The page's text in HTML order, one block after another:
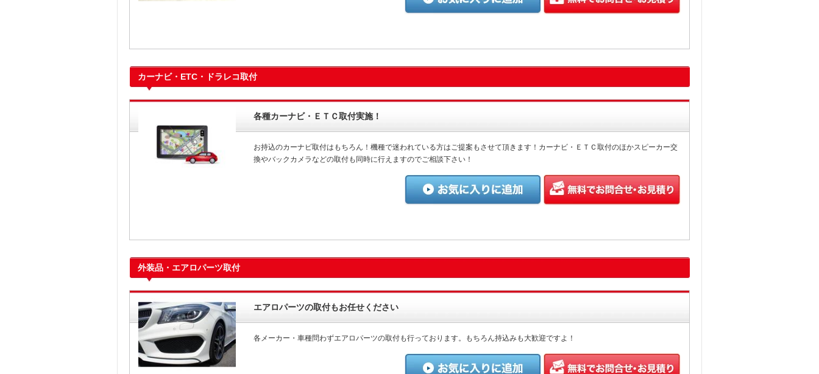
カーナビ・ETC・ドラレコ取付
各種カーナビ・ＥＴＣ取付実施！
お持込のカーナビ取付はもちろん！機種で迷われている方はご提案もさせて頂きます！カーナビ・ＥＴＣ取付のほかスピーカー交
換やバックカメラなどの取付も同時に行えますのでご相談下さい！
外装品・エアロパーツ取付
エアロパーツの取付もお任せください
各メーカー・車種問わずエアロパーツの取付も行っております。もちろん持込みも大歓迎ですよ！